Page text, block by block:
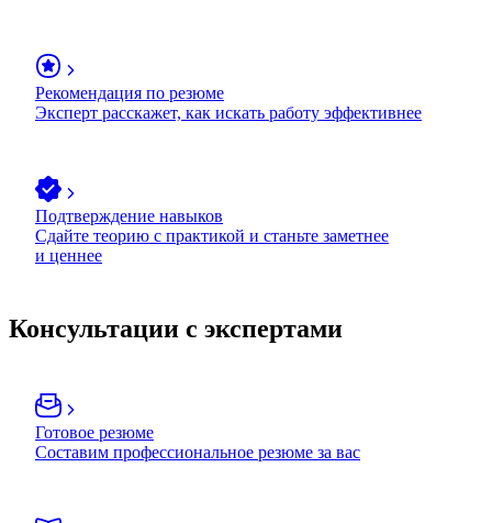
Рекомендация по резюме
Эксперт расскажет, как искать работу эффективнее
Подтверждение навыков
Сдайте теорию с практикой и станьте заметнее
и ценнее
Консультации с экспертами
Готовое резюме
Составим профессиональное резюме за вас